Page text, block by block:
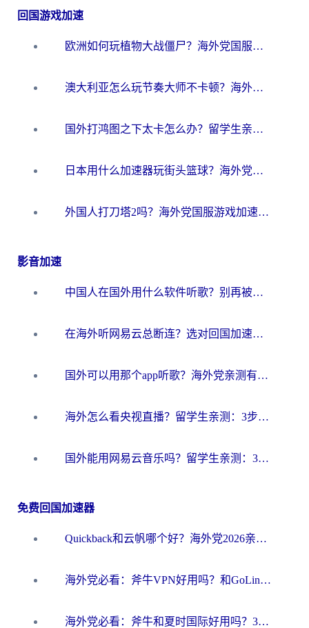
回国游戏加速
欧洲如何玩植物大战僵尸？海外党国服游戏加速避坑指南（附实测对比）
澳大利亚怎么玩节奏大师不卡顿？海外党国服游戏加速终极指南
国外打鸿图之下太卡怎么办？留学生亲测有效的国服游戏加速方案
日本用什么加速器玩街头篮球？海外党国服游戏不卡顿的终极攻略
外国人打刀塔2吗？海外党国服游戏加速避坑全攻略
影音加速
中国人在国外用什么软件听歌？别再被地域限制卡脖子，这篇教你轻松解锁国内音乐库
在海外听网易云总断连？选对回国加速器，告别地区限制和卡顿
国外可以用那个app听歌？海外党亲测有效的回国加速方案，轻松听国内音乐听书
海外怎么看央视直播？留学生亲测：3步解决版权限制+追剧自由
国外能用网易云音乐吗？留学生亲测：3步解决海外听歌难题
免费回国加速器
Quickback和云帆哪个好？海外党2026亲测指南：选对加速器大陆工具，无缝刷国内剧玩国服
海外党必看：斧牛VPN好用吗？和GoLinkVPN对比哪个回国效果更好？
海外党必看：斧牛和夏时国际好用吗？3步选对回国加速器，无缝刷国内资源